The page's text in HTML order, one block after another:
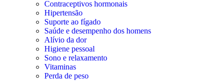
Contraceptivos hormonais
Hipertensão
Suporte ao fígado
Saúde e desempenho dos homens
Alívio da dor
Higiene pessoal
Sono e relaxamento
Vitaminas
Perda de peso